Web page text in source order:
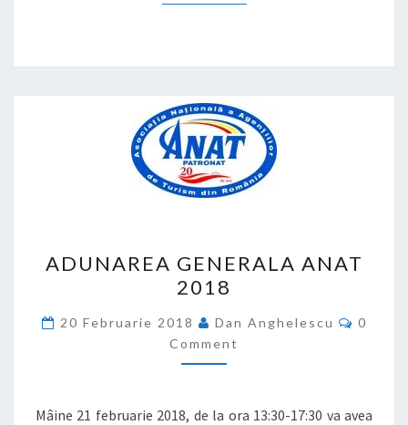
GENERALA
ANAT
2018
ADUNAREA GENERALA ANAT
2018
20 Februarie 2018 Dan Anghelescu
0
Comment
Mâine 21 februarie 2018, de la ora 13:30-17:30 va avea